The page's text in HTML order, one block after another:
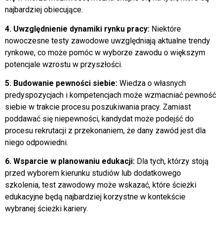
najbardziej obiecujące.
4. Uwzględnienie dynamiki rynku pracy: Niektóre
nowoczesne testy zawodowe uwzględniają aktualne trendy
rynkowe, co może pomóc w wyborze zawodu o większym
potencjale wzrostu w przyszłości.
5. Budowanie pewności siebie: Wiedza o własnych
predyspozycjach i kompetencjach może wzmacniać pewność
siebie w trakcie procesu poszukiwania pracy. Zamiast
poddawać się niepewności, kandydat może podejść do
procesu rekrutacji z przekonaniem, że dany zawód jest dla
niego odpowiedni.
6. Wsparcie w planowaniu edukacji: Dla tych, którzy stoją
przed wyborem kierunku studiów lub dodatkowego
szkolenia, test zawodowy może wskazać, które ścieżki
edukacyjne będą najbardziej korzystne w kontekście
wybranej ścieżki kariery.